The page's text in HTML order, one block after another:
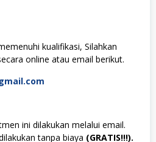
kualifikasi, Silahkan
online atau email berikut.
ini dilakukan melalui email.
tanpa biaya (GRATIS!!!).